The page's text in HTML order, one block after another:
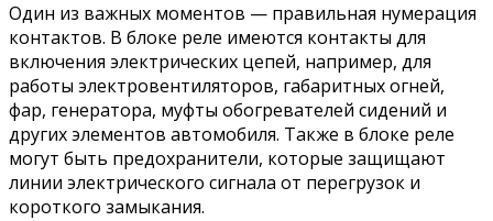
Один из важных моментов — правильная нумерация
контактов. В блоке реле имеются контакты для
включения электрических цепей, например, для
работы электровентиляторов, габаритных огней,
фар, генератора, муфты обогревателей сидений и
других элементов автомобиля. Также в блоке реле
могут быть предохранители, которые защищают
линии электрического сигнала от перегрузок и
короткого замыкания.